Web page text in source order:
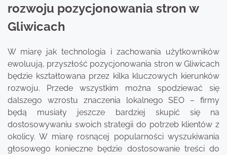
rozwoju pozycjonowania stron w
Gliwicach
W miarę jak technologia i zachowania użytkowników
ewoluują, przyszłość pozycjonowania stron w Gliwicach
będzie kształtowana przez kilka kluczowych kierunków
rozwoju. Przede wszystkim można spodziewać się
dalszego wzrostu znaczenia lokalnego SEO – firmy
będą musiały jeszcze bardziej skupić się na
dostosowywaniu swoich strategii do potrzeb klientów z
okolicy. W miarę rosnącej popularności wyszukiwania
głosowego konieczne będzie dostosowanie treści do